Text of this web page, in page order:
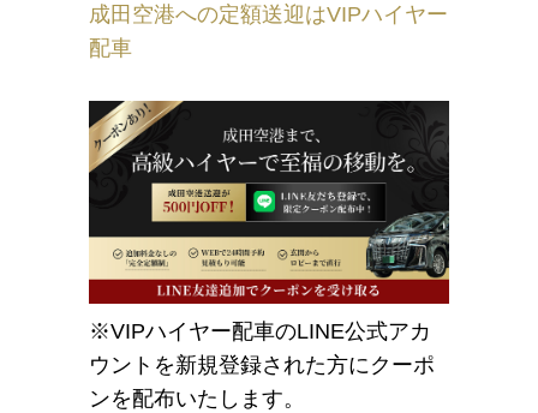
成田空港への定額送迎はVIPハイヤー
配車
※VIPハイヤー配車のLINE公式アカ
ウントを新規登録された方にクーポ
ンを配布いたします。